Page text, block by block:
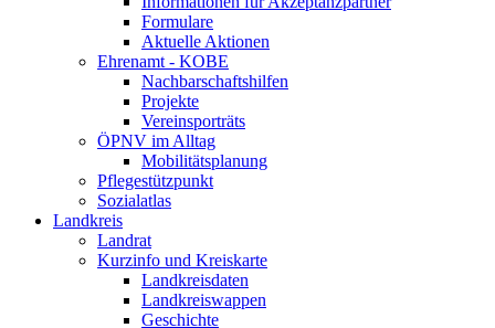
Formulare
Aktuelle Aktionen
Ehrenamt - KOBE
Nachbarschaftshilfen
Projekte
Vereinsporträts
ÖPNV im Alltag
Mobilitätsplanung
Pflegestützpunkt
Sozialatlas
Landkreis
Landrat
Kurzinfo und Kreiskarte
Landkreisdaten
Landkreiswappen
Geschichte